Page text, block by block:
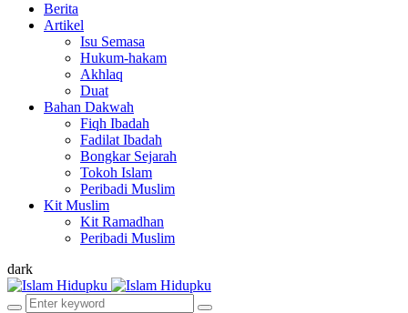
Berita
Artikel
Isu Semasa
Hukum-hakam
Akhlaq
Duat
Bahan Dakwah
Fiqh Ibadah
Fadilat Ibadah
Bongkar Sejarah
Tokoh Islam
Peribadi Muslim
Kit Muslim
Kit Ramadhan
Peribadi Muslim
dark